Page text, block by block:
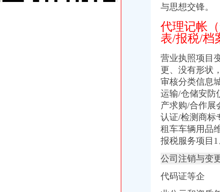
【代理建账、记账、网上报税代办公司注册、变更注销】-青秀新竹易
公司代理记账税务报税企业出口退税【今日推荐网-临沂工商/税务/财务】
【白沙洲专业记账报税公司注册变更注销年报汇算清缴】-武昌白沙洲
专业公司注册、代理记账报税、公司变更、注销、年报-临沂便民网
鑫辰财务企业官网|深圳公司注册|代理记账报税平台|高新企业技术申请|
香港公司报税缴税流程_蓝海35周年庆【免费】注册香港公司仅100名
【福州公司注册、记账报税、公司注销】-台江中亭街易登网
专业公司注册、代理记账报税、公司变更、注销、年报【今日推荐网-
专业公司注册、代理记账报税、公司变更、注销、年报-临沂便民网
与思想交锋。
代理记帐
表/报税/档
营业执照项目
更、没有形状
审核分类信息
运输/仓储安防
产求购/合作展
认证/检测商标
租车车辆用品
报税服务项目
公司注销与变
代码证等企